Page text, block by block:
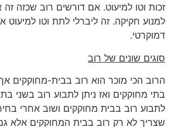
למנוע חקיקה. זה ליברלי לתת וטו
דמוקרטי.
סוגים שונים של רוב
בתי מחוקקים ואז ניתן לתבוע רוב בשני
לתבוע רוב בבית מחוקקים ושוב אחרי
שצריך לא רק רוב בבית המחוקקים אלא